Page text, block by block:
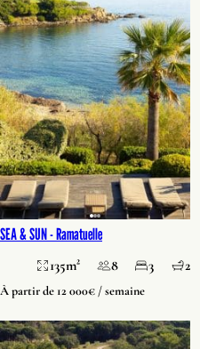
SEA & SUN -Ramatuelle
135m² 8 3 2
À partir de 12 000€ / semaine